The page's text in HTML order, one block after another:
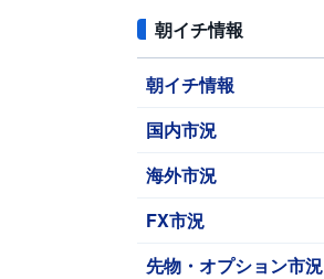
朝イチ情報
朝イチ情報
国内市況
海外市況
FX市況
先物・オプション市況